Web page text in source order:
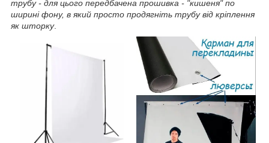
трубу - для цього передбачена прошивка - "кишеня" по
ширині фону, в який просто продягніть трубу від кріплення
як шторку.